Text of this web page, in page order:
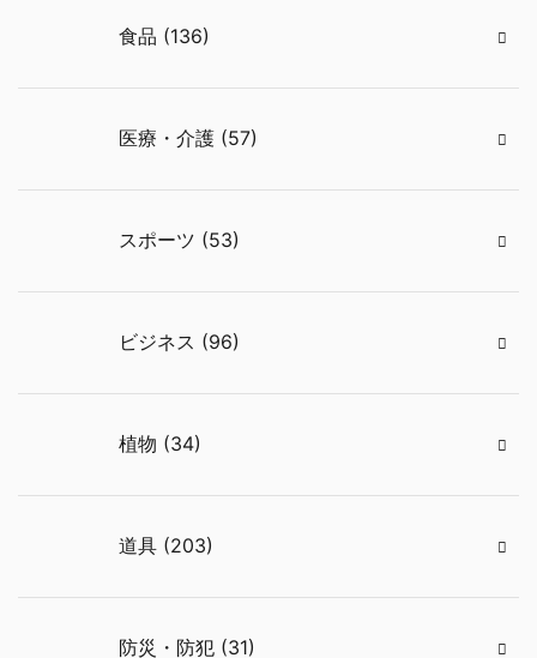
食品 (136)
医療・介護 (57)
スポーツ (53)
ビジネス (96)
植物 (34)
道具 (203)
防災・防犯 (31)